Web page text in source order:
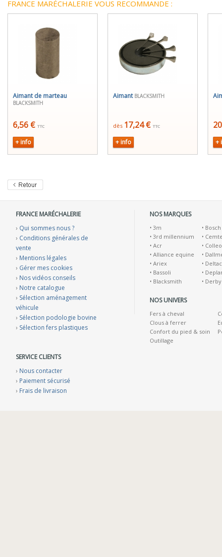
FRANCE MARÉCHALERIE VOUS RECOMMANDE :
Aimant de marteau
BLACKSMITH
6,56 € TTC
+ info
Aimant BLACKSMITH
dès 17,24 € TTC
+ info +
FRANCE MARÉCHALERIE
› Qui sommes nous ?
› Conditions générales de
vente
› Mentions légales
› Gérer mes cookies
› Nos vidéos conseils
› Notre catalogue
› Sélection aménagement
véhicule
› Sélection podologie bovine
› Sélection fers plastiques
SERVICE CLIENTS
› Nous contacter
› Paiement sécurisé
› Frais de livraison
NOS MARQUES
• 3m
• 3rd millennium
• Acr
• Alliance equine
• Ariex
• Bassoli
• Blacksmith
• Bosch
•
•
•
•
•
• Derby
NOS UNIVERS
Fers à cheval
Clous à ferrer
Confort du pied & soin
Outillage